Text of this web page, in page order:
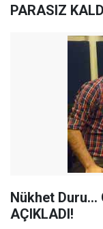
PARASIZ
Nükhet Duru...
AÇIKLADI!